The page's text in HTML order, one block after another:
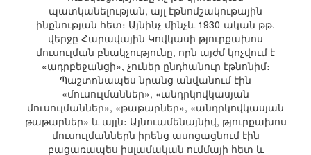
պատկանելության, այլ էթնոմշակութային
ինքնության հետ։ Այնինչ մինչև 1930-ական թթ.
վերջը Հարավային Կովկասի թյուրքախոս
մուսուլման բնակչությունը, որն այժմ կոչվում է
«ադրբեջանցի», չուներ ընդհանուր էթնոնիմ։
Պաշտոնապես նրանց անվանում էին
«մուսուլմաններ», «անդրկովկասյան
մուսուլմաններ», «թաթարներ», «անդրկովկասյան
թաթարներ» և այլն։ Այնուամենայնիվ, թյուրքախոս
մուսուլմաններն իրենց ասոցացնում էին
բացառապես իսլամական ումմայի հետ և